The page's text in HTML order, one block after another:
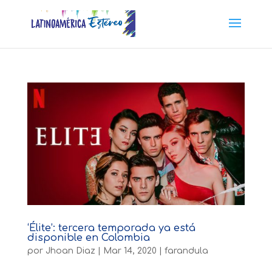
‘Élite’: tercera temporada ya está
disponible en Colombia
por Jhoan Diaz Mar 14, 2020 farandula